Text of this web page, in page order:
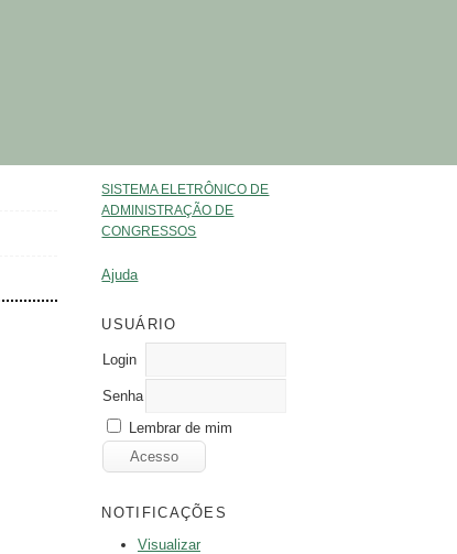
SISTEMA ELETRÔNICO DE
ADMINISTRAÇÃO DE
CONGRESSOS
Ajuda
USUÁRIO
Login
Senha
Lembrar de mim
NOTIFICAÇÕES
Visualizar